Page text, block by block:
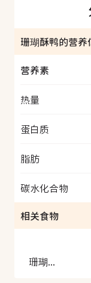
珊瑚酥鸭的营养
营养素
热量
蛋白质
脂肪
碳水化合物
相关食物
珊瑚酥鸭